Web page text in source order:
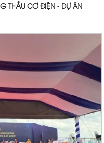
THẦU CƠ ĐIỆN - DỰ ÁN